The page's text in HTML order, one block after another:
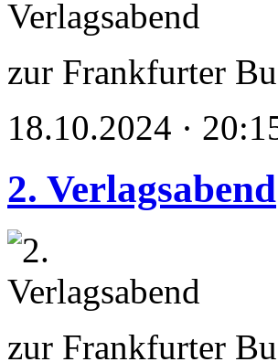
zur Frankfurter
18.10.2024 ·
2. Verlagsabend
zur Frankfurter